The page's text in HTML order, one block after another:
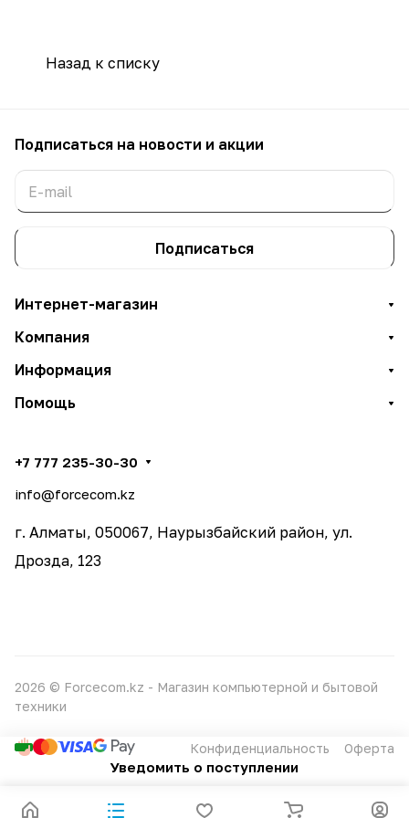
Уведомить о поступлении
Назад к списку
Подписаться на новости и акции
Подписаться
Интернет-магазин
Компания
Информация
Помощь
+7 777 235-30-30
info@forcecom.kz
г. Алматы, 050067, Наурызбайский район, ул.
Дрозда, 123
2026 © Forcecom.kz - Магазин компьютерной и бытовой
техники
Конфиденциальность Оферта